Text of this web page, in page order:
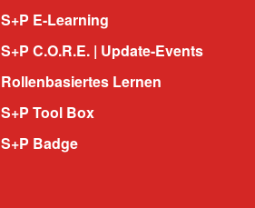
S+P E-Learning
S+P C.O.R.E. | Update-Events
Rollenbasiertes Lernen
S+P Tool Box
S+P Badge